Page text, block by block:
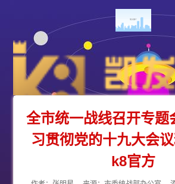
全市统一战线召开专题
习贯彻党的十九大会
k8官方